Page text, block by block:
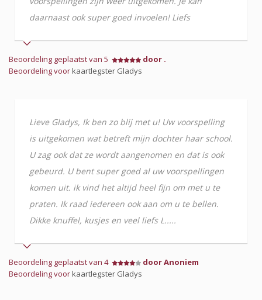
daarnaast ook super goed invoelen! Liefs
Beoordeling geplaatst van 5
door .
Beoordeling voorkaartlegster Gladys
Lieve Gladys, Ik ben zo blij met u! Uw voorspelling
is uitgekomen wat betreft mijn dochter haar school.
U zag ook dat ze wordt aangenomen en dat is ook
gebeurd. U bent super goed al uw voorspellingen
komen uit. ik vind het altijd heel fijn om met u te
praten. Ik raad iedereen ook aan om u te bellen.
Dikke knuffel, kusjes en veel liefs L.....
Beoordeling geplaatst van 4
door Anoniem
Beoordeling voorkaartlegster Gladys